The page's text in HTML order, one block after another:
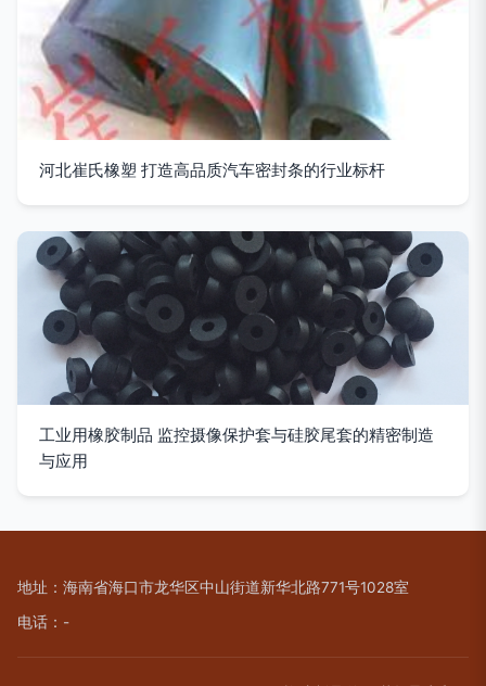
河北崔氏橡塑 打造高品质汽车密封条的行业标杆
工业用橡胶制品 监控摄像保护套与硅胶尾套的精密制造
与应用
地址：海南省海口市龙华区中山街道新华北路771号1028室
电话：-